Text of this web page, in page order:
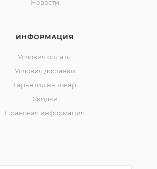
Новости
ИНФОРМАЦИЯ
Условия оплаты
Условия доставки
Гарантия на товар
Скидки
Правовая информация